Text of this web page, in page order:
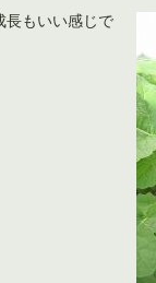
長もいい感じで